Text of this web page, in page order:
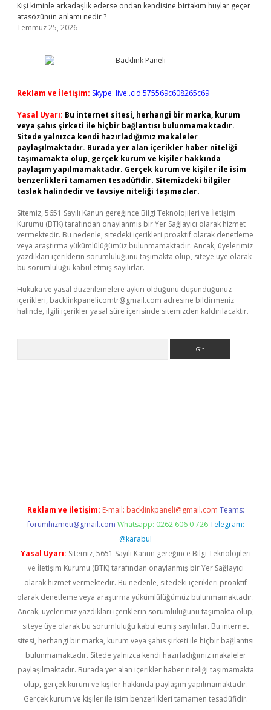
Kişi kiminle arkadaşlık ederse ondan kendisine birtakım huylar geçer
atasözünün anlamı nedir ?
Temmuz 25, 2026
Reklam ve İletişim: Skype: live:.cid.575569c608265c69
Yasal Uyarı: Bu internet sitesi, herhangi bir marka, kurum
veya şahıs şirketi ile hiçbir bağlantısı bulunmamaktadır.
Sitede yalnızca kendi hazırladığımız makaleler
paylaşılmaktadır. Burada yer alan içerikler haber niteliği
taşımamakta olup, gerçek kurum ve kişiler hakkında
paylaşım yapılmamaktadır. Gerçek kurum ve kişiler ile isim
benzerlikleri tamamen tesadüfidir. Sitemizdeki bilgiler
taslak halindedir ve tavsiye niteliği taşımazlar.
Sitemiz, 5651 Sayılı Kanun gereğince Bilgi Teknolojileri ve İletişim
Kurumu (BTK) tarafından onaylanmış bir Yer Sağlayıcı olarak hizmet
vermektedir. Bu nedenle, sitedeki içerikleri proaktif olarak denetleme
veya araştırma yükümlülüğümüz bulunmamaktadır. Ancak, üyelerimiz
yazdıkları içeriklerin sorumluluğunu taşımakta olup, siteye üye olarak
bu sorumluluğu kabul etmiş sayılırlar.
Hukuka ve yasal düzenlemelere aykırı olduğunu düşündüğünüz
içerikleri, backlinkpanelicomtr@gmail.com adresine bildirmeniz
halinde, ilgili içerikler yasal süre içerisinde sitemizden kaldırılacaktır.
Reklam ve İletişim: E-mail: backlinkpaneli@gmail.com Teams:
forumhizmeti@gmail.com Whatsapp: 0262 606 0 726 Telegram:
@karabul
Yasal Uyarı: Sitemiz, 5651 Sayılı Kanun gereğince Bilgi Teknolojileri
ve İletişim Kurumu (BTK) tarafından onaylanmış bir Yer Sağlayıcı
olarak hizmet vermektedir. Bu nedenle, sitedeki içerikleri proaktif
olarak denetleme veya araştırma yükümlülüğümüz bulunmamaktadır.
Ancak, üyelerimiz yazdıkları içeriklerin sorumluluğunu taşımakta olup,
siteye üye olarak bu sorumluluğu kabul etmiş sayılırlar. Bu internet
sitesi, herhangi bir marka, kurum veya şahıs şirketi ile hiçbir bağlantısı
bulunmamaktadır. Sitede yalnızca kendi hazırladığımız makaleler
paylaşılmaktadır. Burada yer alan içerikler haber niteliği taşımamakta
olup, gerçek kurum ve kişiler hakkında paylaşım yapılmamaktadır.
Gerçek kurum ve kişiler ile isim benzerlikleri tamamen tesadüfidir.